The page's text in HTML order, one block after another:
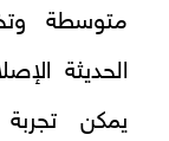
متوسطة
الحديثة
يمكن تجربة